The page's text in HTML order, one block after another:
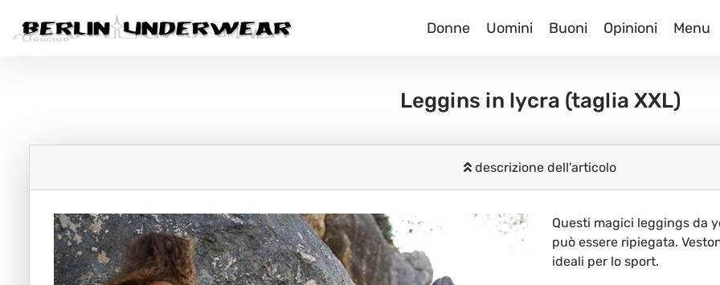
Donne Uomini Buoni Opinioni Menu
Leggins in lycra (taglia XXL)
descrizione dell'articolo
Questi magici leggings da
può essere ripiegata.
ideali per lo sport.